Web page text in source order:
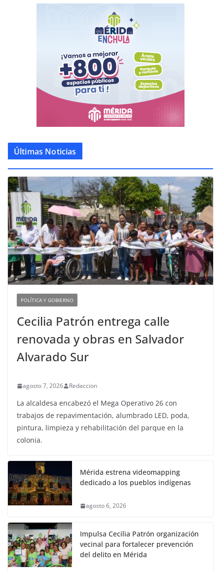
Últimas Noticias
POLÍTICA Y GOBIERNO
Cecilia Patrón entrega calle
renovada y obras en Salvador
Alvarado Sur
agosto 7, 2026 Redaccion
La alcaldesa encabezó el Mega Operativo 26 con
trabajos de repavimentación, alumbrado LED, poda,
pintura, limpieza y rehabilitación del parque en la
colonia.
Mérida estrena videomapping
dedicado a los pueblos indígenas
agosto 6, 2026
Impulsa Cecilia Patrón organización
vecinal para fortalecer prevención
del delito en Mérida